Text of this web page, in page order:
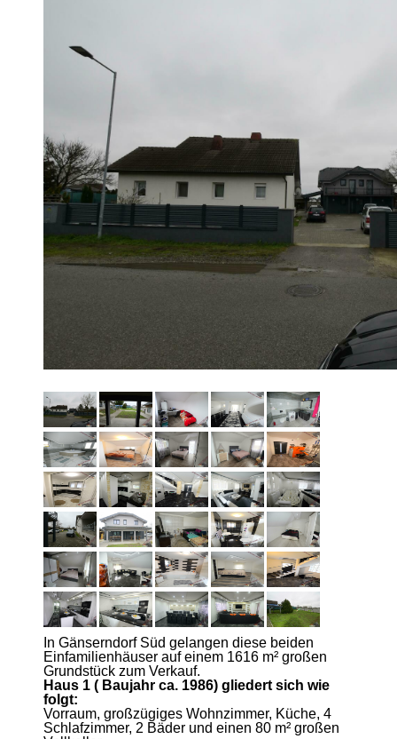
In Gänserndorf Süd gelangen diese beiden
Einfamilienhäuser auf einem 1616 m² großen
Grundstück zum Verkauf.
Haus 1 ( Baujahr ca. 1986) gliedert sich wie
folgt:
Vorraum, großzügiges Wohnzimmer, Küche, 4
Schlafzimmer, 2 Bäder und einen 80 m² großen